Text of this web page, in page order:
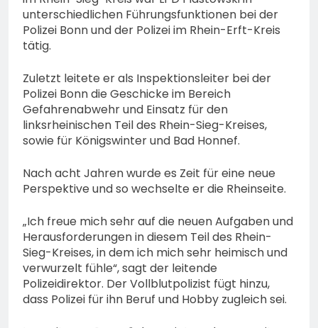
unterschiedlichen Führungsfunktionen bei der
Polizei Bonn und der Polizei im Rhein-Erft-Kreis
tätig.
Zuletzt leitete er als Inspektionsleiter bei der
Polizei Bonn die Geschicke im Bereich
Gefahrenabwehr und Einsatz für den
linksrheinischen Teil des Rhein-Sieg-Kreises,
sowie für Königswinter und Bad Honnef.
Nach acht Jahren wurde es Zeit für eine neue
Perspektive und so wechselte er die Rheinseite.
„Ich freue mich sehr auf die neuen Aufgaben und
Herausforderungen in diesem Teil des Rhein-
Sieg-Kreises, in dem ich mich sehr heimisch und
verwurzelt fühle“, sagt der leitende
Polizeidirektor. Der Vollblutpolizist fügt hinzu,
dass Polizei für ihn Beruf und Hobby zugleich sei.